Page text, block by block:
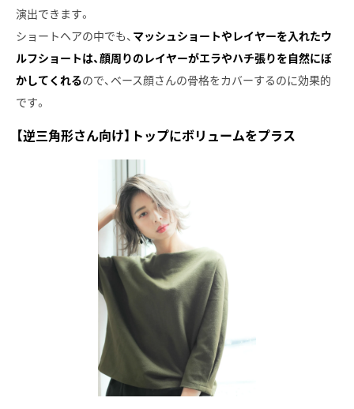
演出できます。
ショートヘアの中でも、 マッシュショートやレイヤーを入れたウ
ルフショートは、顔周りのレイヤーがエラやハチ張りを自然にぼ
かしてくれるので、ベース顔さんの骨格をカバーするのに効果的
です。
【逆三角形さん向け】トップにボリュームをプラス